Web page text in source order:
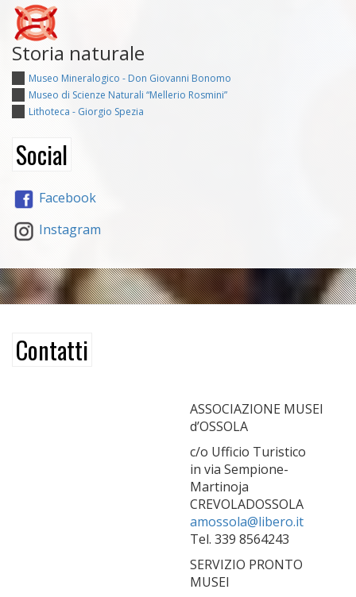
Storia naturale
Museo Mineralogico - Don Giovanni Bonomo
Museo di Scienze Naturali “Mellerio Rosmini”
Lithoteca - Giorgio Spezia
Social
Facebook
Instagram
Contatti
ASSOCIAZIONE MUSEI
d’OSSOLA
c/o Ufficio Turistico
in via Sempione-
Martinoja
CREVOLADOSSOLA
amossola@libero.it
Tel. 339 8564243
SERVIZIO PRONTO
MUSEI